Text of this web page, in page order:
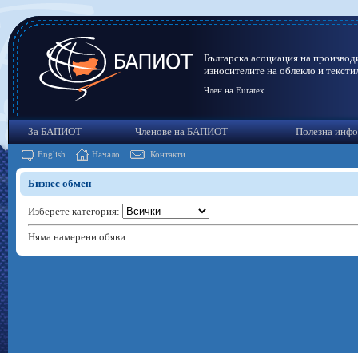
Българска асоциация на
износителите на облекло и
Член на Euratex
За БАПИОТ Членове на БАПИОТ Полезна
English Начало Контакти
Бизнес обмен
Изберете категория:
Няма намерени обяви